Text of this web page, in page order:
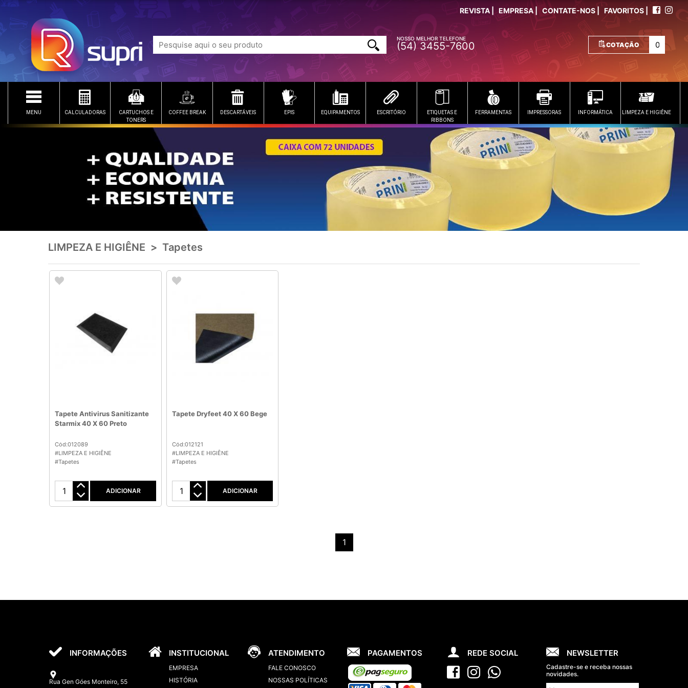
REVISTA | EMPRESA | CONTATE-NOS | FAVORITOS |
NOSSO MELHOR TELEFONE
(54) 3455-7600 COTAÇÃO
MENU CALCULADORAS
CARTUCHOS E
TONERS
COFFEE BREAK DESCARTÁVEIS EPIS EQUIPAMENTOS ESCRITÓRIO
ETIQUETAS E
RIBBONS
FERRAMENTAS IMPRESSORAS INFORMÁTICA LIMPEZA E HIGIÊNE
LIMPEZA E HIGIÊNE > Tapetes
Tapete Antivirus Sanitizante
Starmix 40 X 60 Preto
Cód:012089
#LIMPEZA E HIGIÊNE
#Tapetes
ADICIONAR
Tapete Dryfeet 40 X 60 Bege
Cód:012121
#LIMPEZA E HIGIÊNE
#Tapetes
ADICIONAR
1
INFORMAÇÕES
Rua Gen Góes Monteiro, 55
INSTITUCIONAL
EMPRESA
HISTÓRIA
ATENDIMENTO
FALE CONOSCO
NOSSAS POLÍTICAS
PAGAMENTOS REDE SOCIAL NEWSLETTER
Cadastre-se e receba nossas
novidades.